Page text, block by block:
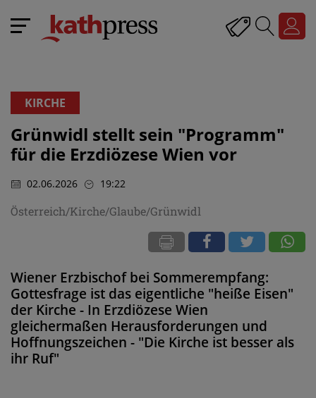
KIRCHE
Grünwidl stellt sein "Programm"
für die Erzdiözese Wien vor
02.06.2026 19:22
Österreich/Kirche/Glaube/Grünwidl
Wiener Erzbischof bei Sommerempfang:
Gottesfrage ist das eigentliche "heiße Eisen"
der Kirche - In Erzdiözese Wien
gleichermaßen Herausforderungen und
Hoffnungszeichen - "Die Kirche ist besser als
ihr Ruf"